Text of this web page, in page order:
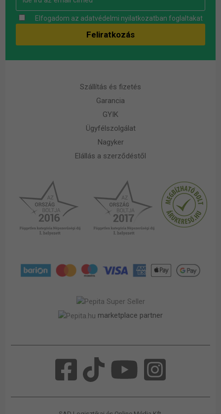
Elfogadom az adatvédelmi nyilatkozatban foglaltakat
Szállítás és fizetés
Garancia
GYIK
Ügyfélszolgálat
Nagyker
Elállás a szerződéstől
marketplace partner